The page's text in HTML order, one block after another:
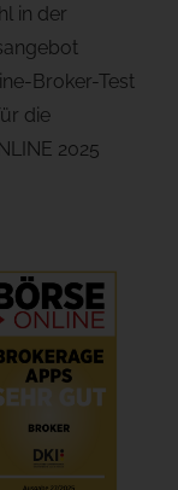
in der
Broker-Test
die
2025